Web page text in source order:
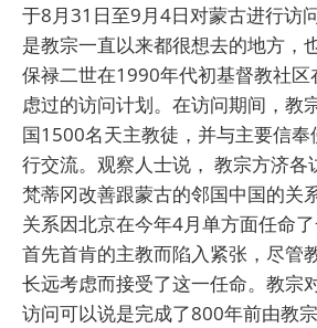
于8月31日至9月4日对蒙古进行访
是教宗一直以来都很想去的地方，
保禄二世在1990年代初基督教社
虑过的访问计划。在访问期间，教
国1500名天主教徒，并与主要信
行交流。观察人士说， 教宗方济各
梵蒂冈改善跟蒙古的邻国中国的关
关系因北京在今年4月单方面任命
首先首肯的主教而陷入紧张，尽管
长远考虑而接受了这一任命。教宗
访问可以说是完成了800年前由教